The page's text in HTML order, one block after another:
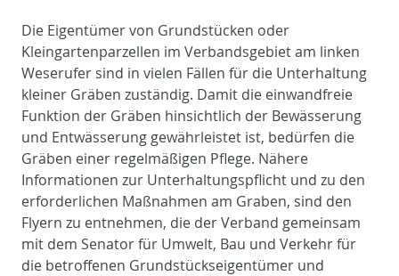
Die Eigentümer von Grundstücken oder
Kleingartenparzellen im Verbandsgebiet am linken
Weserufer sind in vielen Fällen für die Unterhaltung
kleiner Gräben zuständig. Damit die einwandfreie
Funktion der Gräben hinsichtlich der Bewässerung
und Entwässerung gewährleistet ist, bedürfen die
Gräben einer regelmäßigen Pflege. Nähere
Informationen zur Unterhaltungspflicht und zu den
erforderlichen Maßnahmen am Graben, sind den
Flyern zu entnehmen, die der Verband gemeinsam
mit dem Senator für Umwelt, Bau und Verkehr für
die betroffenen Grundstückseigentümer und